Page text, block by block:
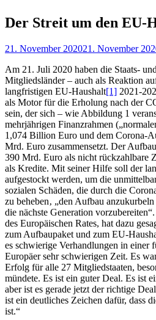
Der Streit um den EU-
Veröffentlicht
21. November 202021. November
Am 21. Juli 2020 haben die Staats-
Mitgliedsländer – auch als Reaktion
langfristigen EU-Haushalt[1] 2021-
als Motor für die Erholung nach der
sein, der sich – wie Abbildung 1
mehrjährigen Finanzrahmen
1,074 Billion Euro und dem Corona-
Mrd. Euro zusammensetzt. Der
390 Mrd. Euro als nicht rückzahlbare
als Kredite. Mit seiner Hilfe soll der
aufgestockt werden, um die
sozialen Schäden, die durch die
zu beheben‚ „den Aufbau
die nächste Generation
des Europäischen Rates, hat dazu
zum Aufbaupaket und zum EU-
es schwierige Verhandlungen in einer
Europäer sehr schwierigen Zeit. Es
Erfolg für alle 27 Mitgliedstaaten,
mündete. Es ist ein guter Deal. Es ist
aber ist es gerade jetzt der richtige
ist ein deutliches Zeichen dafür, dass
ist.“